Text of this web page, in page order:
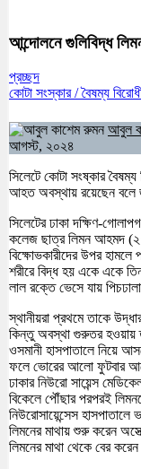
আন্দোলনে গুলিবিদ্ধ
প্রচ্ছদ
কোটা সংস্কার / বৈষম্য
আবুল
আগস্ট, ২০২৪
সিলেটে কোটা সংষ্কার
আহত অবস্থায় রয়েছেন বলে
সিলেটের ঢাকা দক্ষিণ-
কলেজ ছাত্র লিমন আহমদ
বিক্ষোভকারীদের উপর
শরীরে বিদ্ধ হয় একে একে
লাল রক্তে ভেসে যায়
স্থানীয়রা প্রথমে তাকে
কিন্তু অবস্থা গুরুতর হওয়ায়
ওসমানী হাসপাতালে নিয়ে
ফলে ভোরের আলো ফুটবার
ঢাকার নিউরো সায়েন্স
বিকেলে পৌঁছার পরপরই
নিউরোসায়েন্সেস হাসপাতালে
লিমনের মাথায় শুরু করেন
লিমনের মাথা থেকে বের